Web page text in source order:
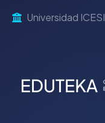
Universidad ICESI